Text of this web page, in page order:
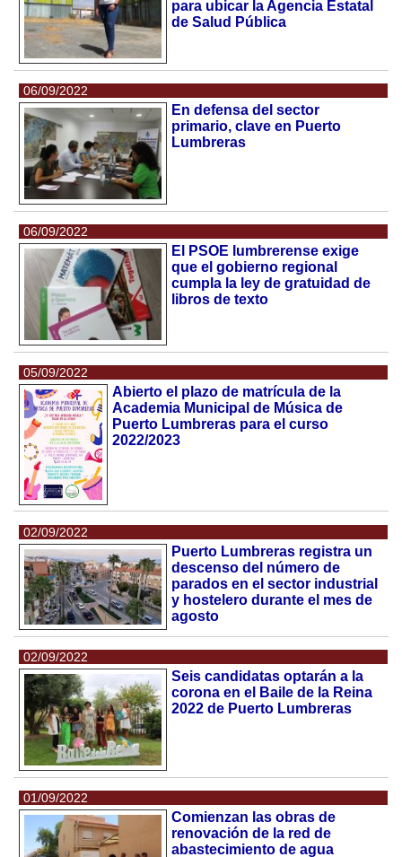
para ubicar la Agencia Estatal
de Salud Pública
06/09/2022
En defensa del sector
primario, clave en Puerto
Lumbreras
06/09/2022
El PSOE lumbrerense exige
que el gobierno regional
cumpla la ley de gratuidad de
libros de texto
05/09/2022
Abierto el plazo de matrícula de la
Academia Municipal de Música de
Puerto Lumbreras para el curso
2022/2023
02/09/2022
Puerto Lumbreras registra un
descenso del número de
parados en el sector industrial
y hostelero durante el mes de
agosto
02/09/2022
Seis candidatas optarán a la
corona en el Baile de la Reina
2022 de Puerto Lumbreras
01/09/2022
Comienzan las obras de
renovación de la red de
abastecimiento de agua